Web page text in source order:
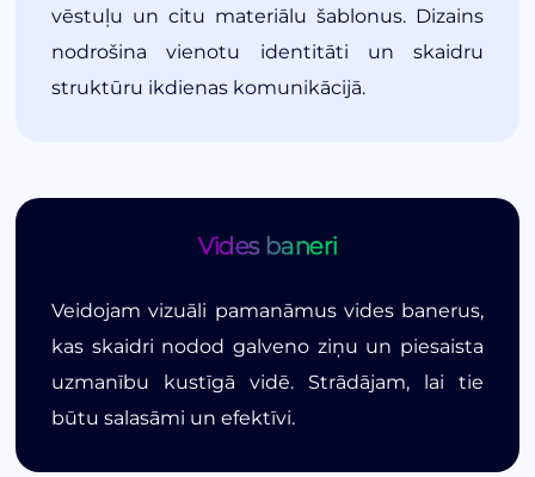
vēstuļu un citu materiālu šablonus. Dizains
nodrošina vienotu identitāti un skaidru
struktūru ikdienas komunikācijā.
Vides baneri
Veidojam vizuāli pamanāmus vides banerus,
kas skaidri nodod galveno ziņu un piesaista
uzmanību kustīgā vidē. Strādājam, lai tie
būtu salasāmi un efektīvi.